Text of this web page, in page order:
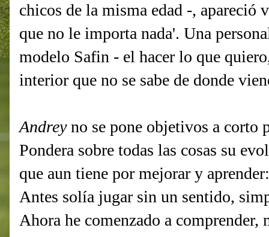
chicos de la misma edad -, apareció
que no le importa nada'. Una
modelo Safin - el hacer lo que
interior que no se sabe de donde
Andreyno se pone objetivos a corto
Pondera sobre todas las cosas su
que aun tiene por mejorar y
Antes solía jugar sin un sentido,
Ahora he comenzado a comprender,